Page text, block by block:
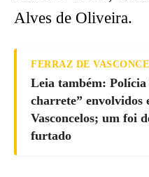
Alves de Oliveira.
FERRAZ DE
Leia também:
charrete” envolvidos
Vasconcelos; um foi
furtado